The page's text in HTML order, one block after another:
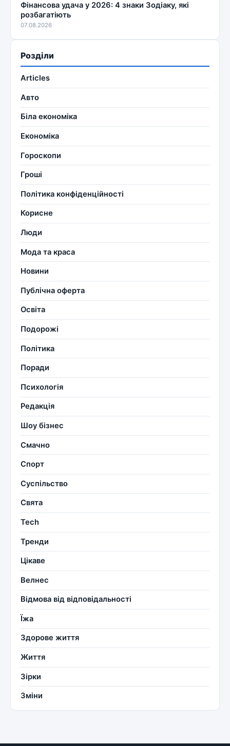
Фінансова удача у 2026: 4 знаки Зодіаку, які
розбагатіють
07.08.2026
Розділи
Articles
Авто
Біла економіка
Економіка
Гороскопи
Гроші
Політика конфіденційності
Корисне
Люди
Мода та краса
Новини
Публічна оферта
Освіта
Подорожі
Політика
Поради
Психологія
Редакція
Шоу бізнес
Смачно
Спорт
Суспільство
Свята
Tech
Тренди
Цікаве
Велнес
Відмова від відповідальності
Їжа
Здорове життя
Життя
Зірки
Зміни